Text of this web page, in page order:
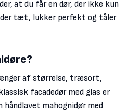
at du får en dør, der ikke kun
tæt, lukker perfekt og tåler
af størrelse, træsort,
facadedør med glas er
mahognidør med